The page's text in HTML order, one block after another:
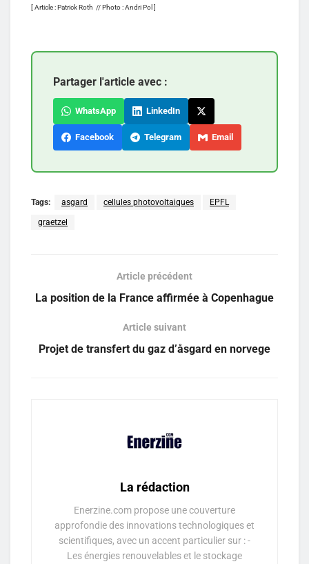
[ Article : Patrick Roth // Photo : Andri Pol ]
Partager l'article avec :
WhatsApp LinkedIn
Facebook Telegram Email
Tags: asgard cellules photovoltaiques EPFL
graetzel
Article précédent
La position de la France affirmée à Copenhague
Article suivant
Projet de transfert du gaz d’åsgard en norvege
La rédaction
Enerzine.com propose une couverture
approfondie des innovations technologiques et
scientifiques, avec un accent particulier sur : -
Les énergies renouvelables et le stockage